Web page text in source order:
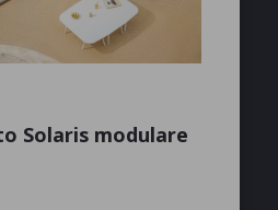
Solaris modulare